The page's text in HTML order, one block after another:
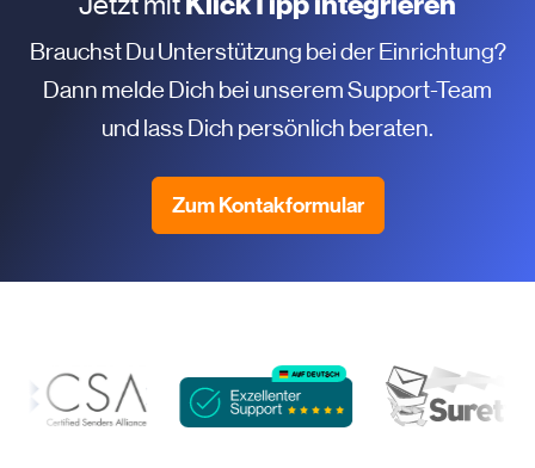
Brauchst Du Unterstützung bei der Einrichtung?
Dann melde Dich bei unserem Support-Team
und lass Dich persönlich beraten.
Zum Kontakformular